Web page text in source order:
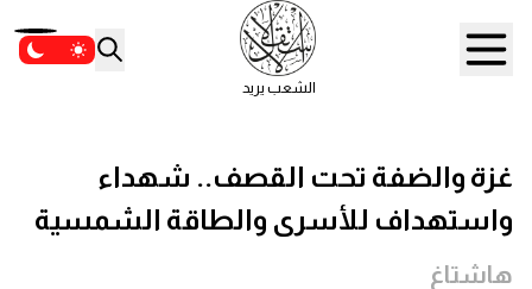
الشعب يريد
غزة والضفة تحت القصف.. شهداء
واستهداف للأسرى والطاقة الشمسية
هاشتاغ